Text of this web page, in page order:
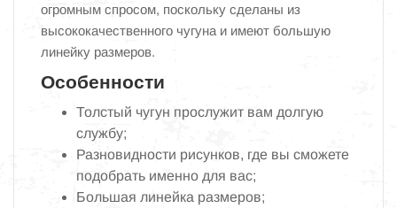
огромным спросом, поскольку сделаны из
высококачественного чугуна и имеют большую
линейку размеров.
Особенности
Толстый чугун прослужит вам долгую
службу;
Разновидности рисунков, где вы сможете
подобрать именно для вас;
Большая линейка размеров;